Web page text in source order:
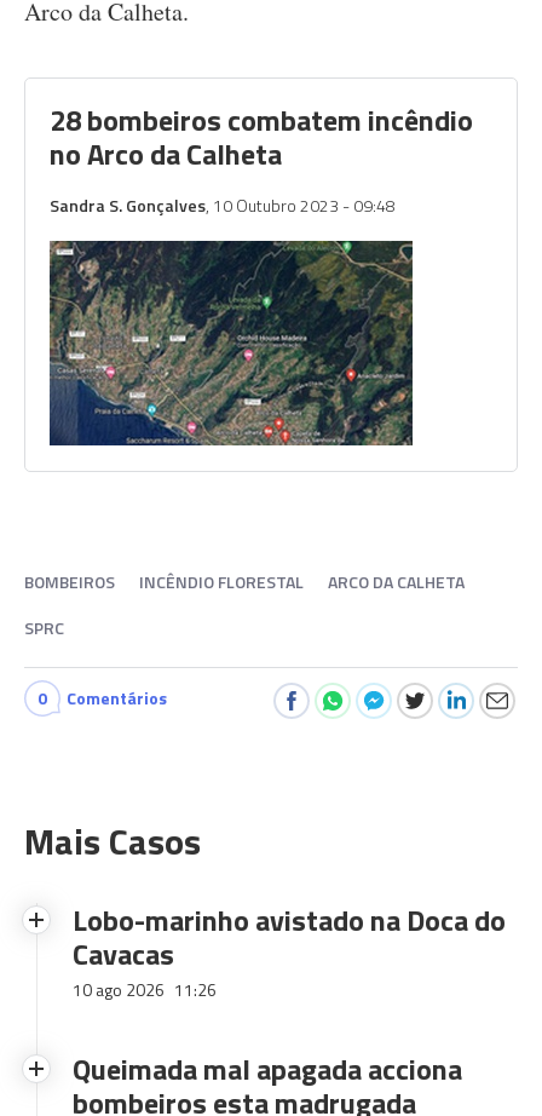
Arco da Calheta.
28 bombeiros combatem incêndio
no Arco da Calheta
Sandra S. Gonçalves, 10 Outubro 2023 - 09:48
BOMBEIROS INCÊNDIO FLORESTAL
ARCO DA CALHETA
SPRC
0 Comentários
Mais Casos
Lobo-marinho avistado na Doca do
Cavacas
10 ago 2026 11:26
Queimada mal apagada acciona
bombeiros esta madrugada